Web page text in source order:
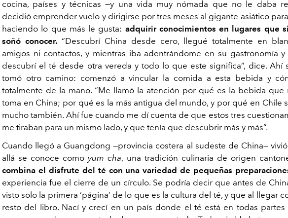
cocina, países y técnicas —y una vida muy nómada que no le daba
decidió emprender vuelo y dirigirse por tres meses al gigante asiático
haciendo lo que más le gusta: adquirir conocimientos en lugares que
soñó conocer. “Descubrí China desde cero, llegué totalmente en
amigos ni contactos, y mientras iba adentrándome en su gastronomía y
descubrí el té desde otra vereda y todo lo que este significa”, dice. Ahí
tomó otro camino: comenzó a vincular la comida a esta bebida y
totalmente de la mano. “Me llamó la atención por qué es la bebida que
toma en China; por qué es la más antigua del mundo, y por qué en Chile
mucho también. Ahí fue cuando me dí cuenta de que estos tres
me tiraban para un mismo lado, y que tenía que descubrir más y más”.
Cuando llegó a Guangdong —provincia costera al sudeste de China—
allá se conoce comoyum cha, una tradición culinaria de origen
combina el disfrute del té con una variedad de pequeñas
experiencia fue el cierre de un círculo. Se podría decir que antes de
visto solo la primera ‘página’ de lo que es la cultura del té, y que al llegar
resto del libro. Nací y crecí en un país donde el té está en todas partes